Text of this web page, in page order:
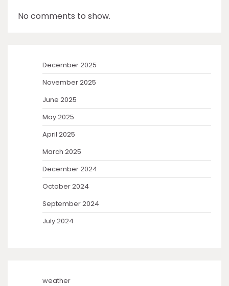
No comments to show.
December 2025
November 2025
June 2025
May 2025
April 2025
March 2025
December 2024
October 2024
September 2024
July 2024
weather